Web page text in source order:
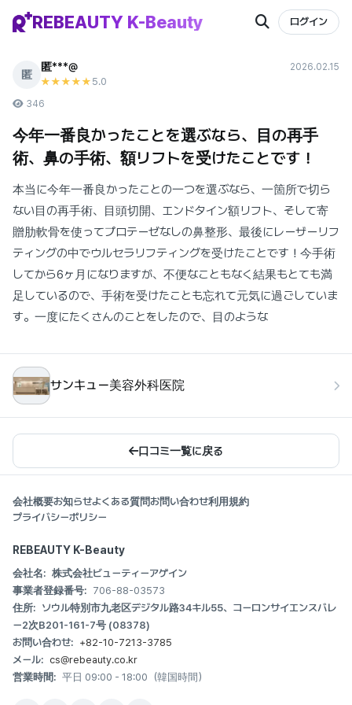
REBEAUTY K-Beauty ログイン
匿
匿***@
★★★★★ 5.0
2026.02.15
346
今年一番良かったことを選ぶなら、目の再手
術、鼻の手術、額リフトを受けたことです！
本当に今年一番良かったことの一つを選ぶなら、一箇所で切ら
ない目の再手術、目頭切開、エンドタイン額リフト、そして寄
贈肋軟骨を使ってプロテーゼなしの鼻整形、最後にレーザーリフ
ティングの中でウルセラリフティングを受けたことです！今手術
してから6ヶ月になりますが、不便なこともなく結果もとても満
足しているので、手術を受けたことも忘れて元気に過ごしていま
す。一度にたくさんのことをしたので、目のような
サンキュー美容外科医院
口コミ一覧に戻る
会社概要お知らせよくある質問お問い合わせ利用規約
プライバシーポリシー
REBEAUTY K-Beauty
会社名: 株式会社ビューティーアゲイン
事業者登録番号: 706-88-03573
住所: ソウル特別市九老区デジタル路34キル55、コーロンサイエンスバレ
ー2次B201-161-7号 (08378)
お問い合わせ: +82-10-7213-3785
メール: cs@rebeauty.co.kr
営業時間: 平日 09:00 - 18:00（韓国時間）